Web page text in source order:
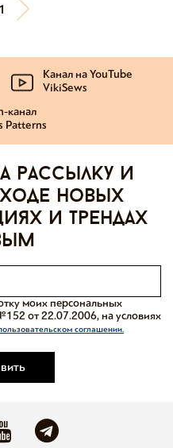
Канал на YouTube
VikiSews
канал
Patterns
рассылку и
новых
и трендах
моих персональных
от 22.07.2006, на условиях
соглашении.